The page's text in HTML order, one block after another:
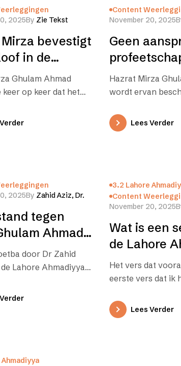
2025By Zie Tekst
bevestigt
in de
van het
Ghulam Ahmad
op keer dat het
Mohammed de
Content
November 20, 2025
Geen
Hazrat Mirza
wordt ervan
wat in strijd is
Lees Verder
2025By Zahid Aziz, Dr.
tegen
Ahmad
zijn dienst
door Dr Zahid
Lahore Ahmadiyya
vandaag is ontleend…
3.2 Lahore
Content
November 20, 2025
Wat is een
de Lahore
beweging
Het vers dat
eerste vers dat ik
hebgeciteerd,
Lees Verder